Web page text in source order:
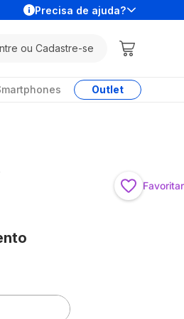
Precisa de ajuda?
ou Cadastre-se
Outlet
Favoritar